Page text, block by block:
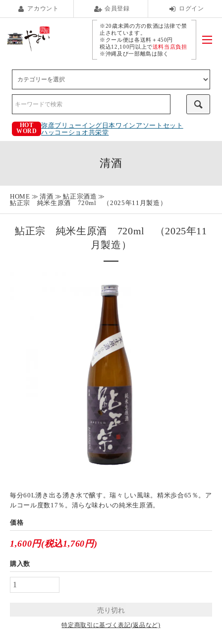
アカウント 会員登録 ログイン
※20歳未満の方の飲酒は法律で禁
止されています。
※クール便は各送料＋450円
税込12,100円以上で送料当店負担
※沖縄及び一部離島は除く
HOT
WORD
弥彦ブリューイング 日本ワインアソートセット
ハッコーショオ共栄堂
清酒
HOME 清酒
鮎正宗酒造
鮎正宗 純米生原酒 720ml （2025年11月製造）
鮎正宗 純米生原酒 720ml （2025年11
月製造）
毎分60L湧き出る湧き水で醸す。瑞々しい風味。精米歩合65％。ア
ルコール度数17％。清らな味わいの純米生原酒。
価格
1,600円(税込1,760円)
購入数
特定商取引に基づく表記(返品など)